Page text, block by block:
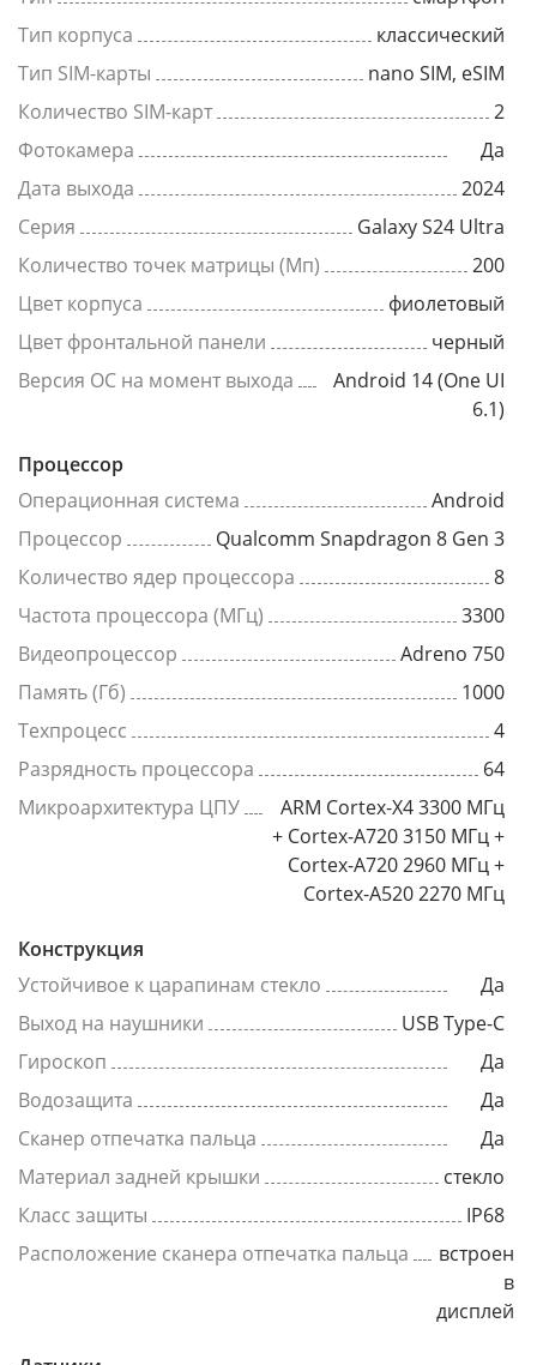
Тип корпуса
классический
Тип SIM-карты
nano SIM, eSIM
Количество SIM-карт
2
Фотокамера
Да
Дата выхода
2024
Серия
Galaxy S24 Ultra
Количество точек матрицы (Мп)
200
Цвет корпуса
фиолетовый
Цвет фронтальной панели
черный
Версия ОС на момент выхода
Android 14 (One UI
6.1)
Процессор
Операционная система
Android
Процессор
Qualcomm Snapdragon 8 Gen 3
Количество ядер процессора
8
Частота процессора (МГц)
3300
Видеопроцессор
Adreno 750
Память (Гб)
1000
Техпроцесс
4
Разрядность процессора
64
Микроархитектура ЦПУ
ARM Cortex-X4 3300 МГц
+ Cortex-A720 3150 МГц +
Cortex-A720 2960 МГц +
Cortex-A520 2270 МГц
Конструкция
Устойчивое к царапинам стекло
Да
Выход на наушники
USB Type-C
Гироскоп
Да
Водозащита
Да
Сканер отпечатка пальца
Да
Материал задней крышки
стекло
Класс защиты
IP68
Расположение сканера отпечатка пальца
встроен
в
дисплей